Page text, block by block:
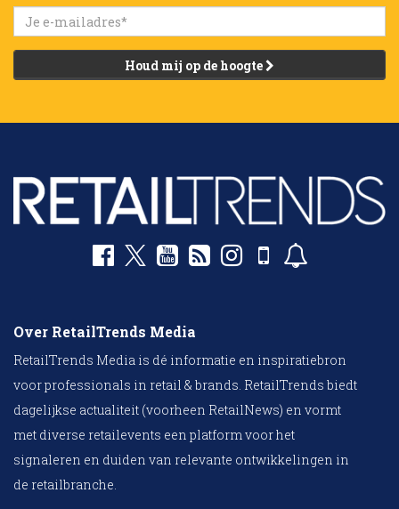
Houd mij op de hoogte
Over RetailTrends Media
RetailTrends Media is dé informatie en inspiratiebron
voor professionals in retail & brands. RetailTrends biedt
dagelijkse actualiteit (voorheen RetailNews) en vormt
met diverse retailevents een platform voor het
signaleren en duiden van relevante ontwikkelingen in
de retailbranche.